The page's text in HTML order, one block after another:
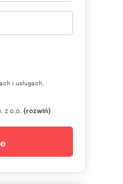
i usługach.
z o.o. (rozwiń)